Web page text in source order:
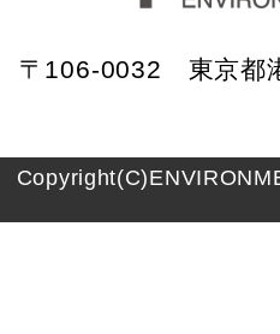
〒106-0032 東京都